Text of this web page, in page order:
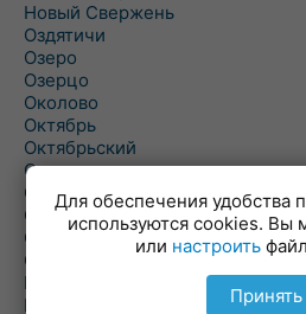
Новый Свержень
Оздятичи
Озеро
Озерцо
Околово
Октябрь
Октябрьский
Олехновичи
Омговичи
Оношки
Осовец
Острошицкий Городок
Пасека
Пастовичи
Для обеспечения удобства
используются cookies. Вы
или настроить
Принять